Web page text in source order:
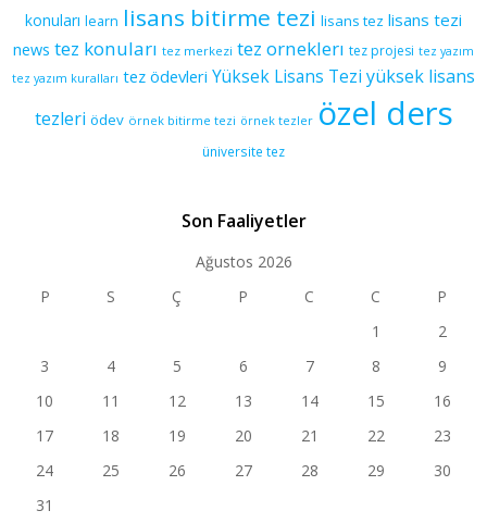
konuları learn lisans bitirme tezi lisans tez lisans tezi
news tez konuları tez merkezi tez orneklerı tez projesi tez yazım
tez yazım kuralları tez ödevleri Yüksek Lisans Tezi yüksek lisans
tezleri ödev örnek bitirme tezi örnek tezler özel ders
üniversite tez
Son Faaliyetler
Ağustos 2026
P
S Ç P C C
P
1
2
3
4 5 6 7 8
9
10
11 12 13 14 15
16
17
18 19 20 21 22
23
24
25 26 27 28 29
30
31